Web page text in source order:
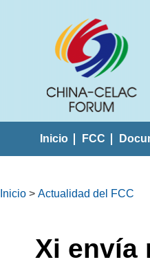
Inicio FCC
Inicio > Actualidad del FCC
Xi envía